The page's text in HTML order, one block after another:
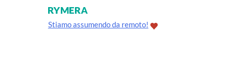
Stiamo assumendo da remoto!